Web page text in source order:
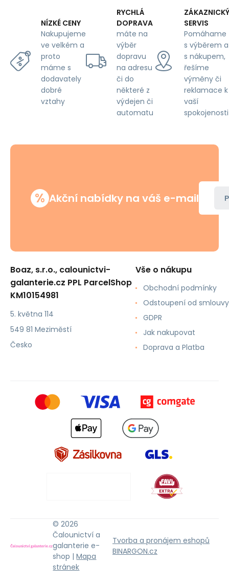
NÍZKÉ CENY
Nakupujeme
ve velkém a
proto
máme s
dodavately
dobré
vztahy
RYCHLÁ
DOPRAVA
máte na
výběr
dopravu
na adresu
či do
některé z
výdejen či
automatu
ZÁKAZNICKÝ
SERVIS
Pomáhame
s výběrem a
s nákupem,
řešíme
výměny či
reklamace k
vaší
spokojenosti
% Akční nabídky na váš e-mail
Boaz, s.r.o., calounictvi-
galanterie.cz PPL ParcelShop
KM10154981
5. května 114
549 81 Meziměstí
Česko
Vše o nákupu
Obchodní podmínky
Odstoupení od smlouvy
GDPR
Jak nakupovat
Doprava a Platba
© 2026
Čalounictví a
galanterie e-
shop |Mapa
stránek
Tvorba a pronájem eshopů
BINARGON.cz